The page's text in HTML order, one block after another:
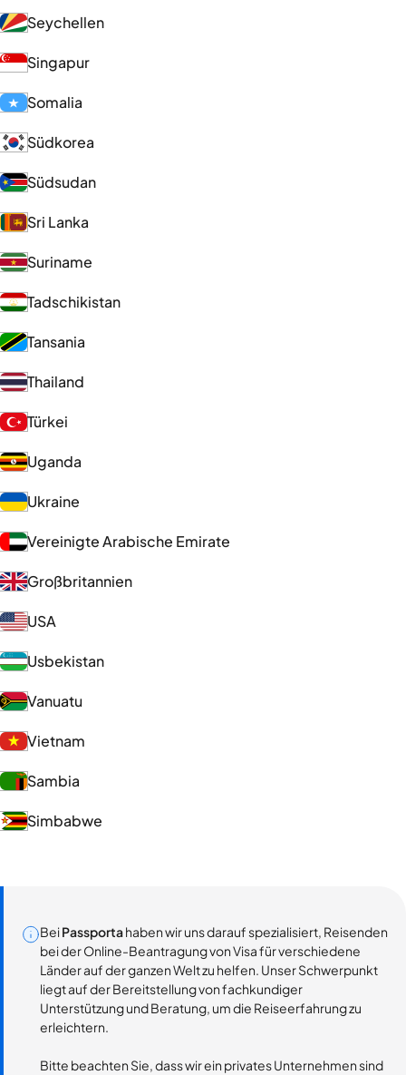
Seychellen
Singapur
Somalia
Südkorea
Südsudan
Sri Lanka
Suriname
Tadschikistan
Tansania
Thailand
Türkei
Uganda
Ukraine
Vereinigte Arabische Emirate
Großbritannien
USA
Usbekistan
Vanuatu
Vietnam
Sambia
Simbabwe
BeiPassportahaben wir uns darauf spezialisiert, Reisenden
bei der Online-Beantragung von Visa für verschiedene
Länder auf der ganzen Welt zu helfen. Unser Schwerpunkt
liegt auf der Bereitstellung von fachkundiger
Unterstützung und Beratung, um die Reiseerfahrung zu
erleichtern.
Bitte beachten Sie, dass wir ein privates Unternehmen sind